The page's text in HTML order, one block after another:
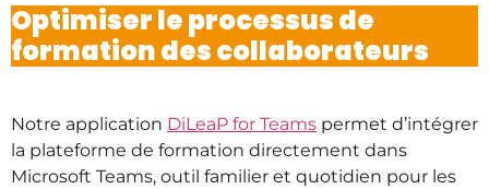
Optimiser le processus de
formation des collaborateurs
Notre application DiLeaP for Teams permet d’intégrer
la plateforme de formation directement dans
Microsoft Teams, outil familier et quotidien pour les